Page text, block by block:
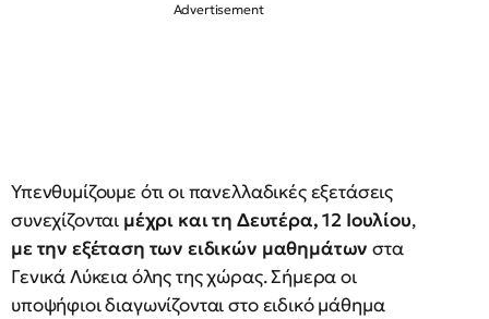
Υπενθυμίζουμε ότι οι πανελλαδικές εξετάσεις
συνεχίζονται μέχρι και τη Δευτέρα, 12 Ιουλίου,
με την εξέταση των ειδικών μαθημάτων στα
Γενικά Λύκεια όλης της χώρας. Σήμερα οι
υποψήφιοι διαγωνίζονται στο ειδικό μάθημα